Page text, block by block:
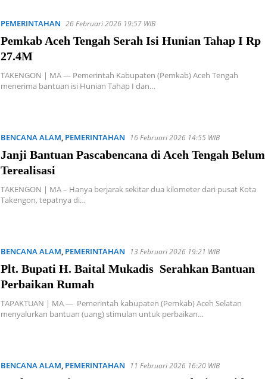
PEMERINTAHAN 26 Februari 2026 19:57 WIB
Pemkab Aceh Tengah Serah Isi Hunian Tahap I Rp
27.4M
TAKENGON | MA — Pemerintah Kabupaten (Pemkab) Aceh Tengah
menerima bantuan isi Hunian Tahap I dan…
BENCANA ALAM, PEMERINTAHAN 16 Februari 2026 14:55 WIB
Janji Bantuan Pascabencana di Aceh Tengah Belum
Terealisasi
TAKENGON | MA – Hanya berjarak sekitar dua kilometer dari pusat Kota
Takengon, tepatnya di…
BENCANA ALAM, PEMERINTAHAN 13 Februari 2026 19:21 WIB
Plt. Bupati H. Baital Mukadis Serahkan Bantuan
Perbaikan Rumah
TAPAKTUAN | MA — Pemerintah kabupaten (Pemkab) Aceh Selatan
menyalurkan bantuan (uang) stimulan untuk perbaikan…
BENCANA ALAM, PEMERINTAHAN 11 Februari 2026 16:20 WIB